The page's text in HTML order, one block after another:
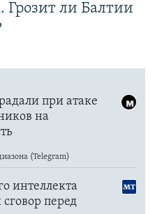
Грозит ли Балтии